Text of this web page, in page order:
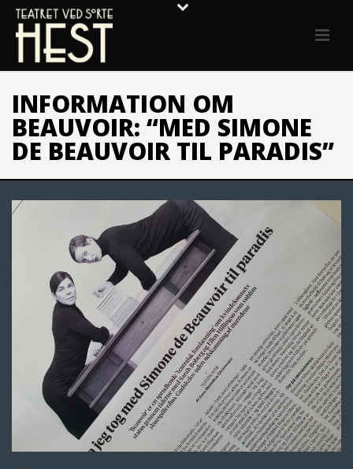
INFORMATION OM
BEAUVOIR: “MED SIMONE
DE BEAUVOIR TIL PARADIS”